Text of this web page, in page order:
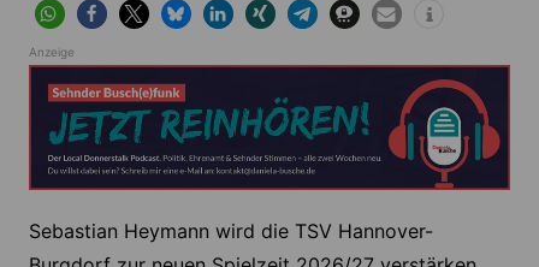
Anzeige
Sebastian Heymann wird die TSV Hannover-